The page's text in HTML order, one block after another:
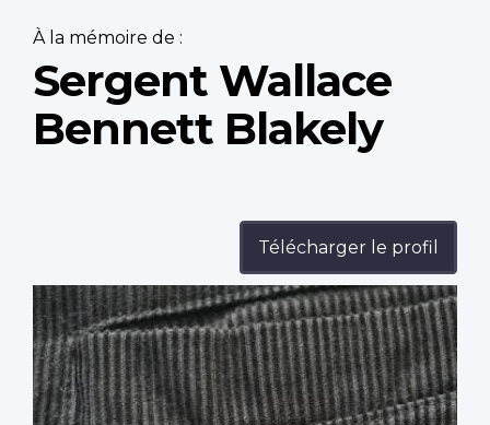
À la mémoire de :
Sergent Wallace
Bennett Blakely
Télécharger le profil
Profile
image